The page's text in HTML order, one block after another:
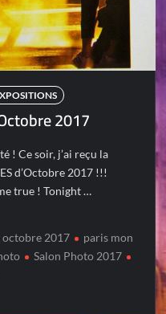
2017
! Ce soir, j’ai reçu la
d’Octobre 2017 !!!
true ! Tonight …
octobre 2017
paris mon
Salon Photo 2017